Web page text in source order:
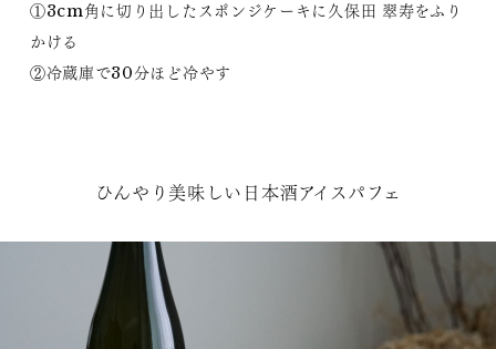
①3cm角に切り出したスポンジケーキに久保田 翠寿をふり
かける
②冷蔵庫で30分ほど冷やす
ひんやり美味しい日本酒アイスパフェ